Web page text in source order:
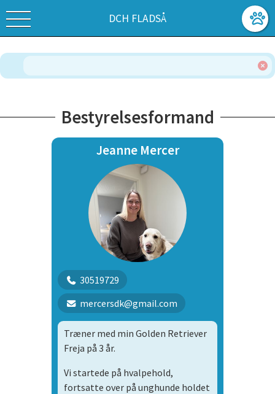
DCH FLADSÅ
Bestyrelsesformand
Jeanne Mercer
30519729
mercersdk@gmail.com
Træner med min Golden Retriever
Freja på 3 år.
Vi startede på hvalpehold,
fortsatte over på unghunde holdet